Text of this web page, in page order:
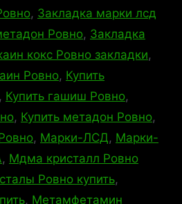
, Закладка марки лсд
Ровно, Закладка
кокс Ровно закладки,
Ровно, Купить
, Купить гашиш Ровно,
, Купить метадон Ровно,
, Марки-ЛСД, Марки-
, Мдма кристалл Ровно
Ровно купить,
, Метамфетамин